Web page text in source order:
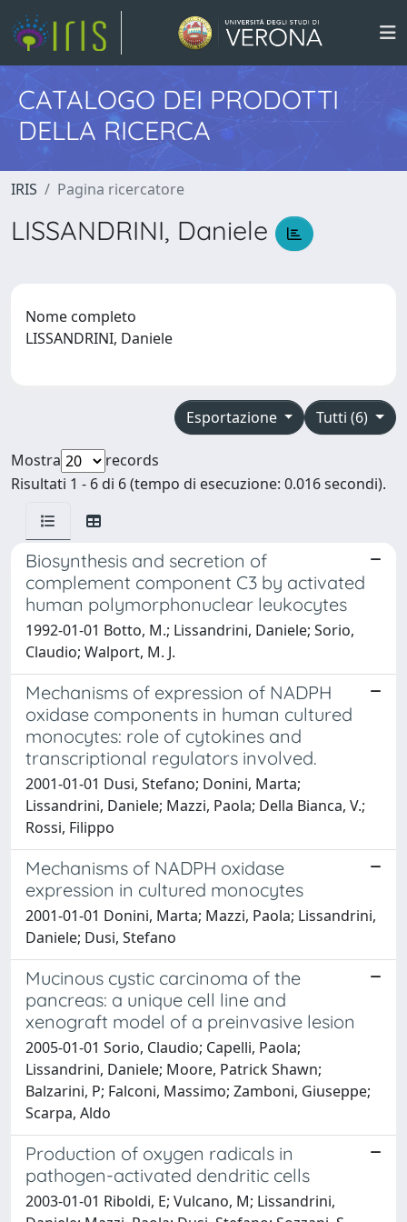
CATALOGO DEI PRODOTTI
DELLA RICERCA
IRIS Pagina ricercatore
LISSANDRINI, Daniele
Nome completo
LISSANDRINI, Daniele
Tutti (6)
Esportazione
Mostra
records
Risultati 1 - 6 di 6 (tempo di esecuzione: 0.016 secondi).
Biosynthesis and secretion of
complement component C3 by activated
human polymorphonuclear leukocytes
1992-01-01 Botto, M.; Lissandrini, Daniele; Sorio,
Claudio; Walport, M. J.
Mechanisms of expression of NADPH
oxidase components in human cultured
monocytes: role of cytokines and
transcriptional regulators involved.
2001-01-01 Dusi, Stefano; Donini, Marta;
Lissandrini, Daniele; Mazzi, Paola; Della Bianca, V.;
Rossi, Filippo
Mechanisms of NADPH oxidase
expression in cultured monocytes
2001-01-01 Donini, Marta; Mazzi, Paola; Lissandrini,
Daniele; Dusi, Stefano
Mucinous cystic carcinoma of the
pancreas: a unique cell line and
xenograft model of a preinvasive lesion
2005-01-01 Sorio, Claudio; Capelli, Paola;
Lissandrini, Daniele; Moore, Patrick Shawn;
Balzarini, P; Falconi, Massimo; Zamboni, Giuseppe;
Scarpa, Aldo
Production of oxygen radicals in
pathogen-activated dendritic cells
2003-01-01 Riboldi, E; Vulcano, M; Lissandrini,